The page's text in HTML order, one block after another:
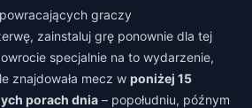
graczy
zainstaluj grę ponownie dla tej
specjalnie na to wydarzenie,
znajdowała mecz w poniżej 15
porach dnia – popołudniu, późnym